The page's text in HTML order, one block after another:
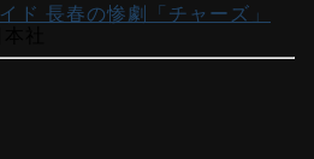
ド 長春の惨劇「チャーズ」